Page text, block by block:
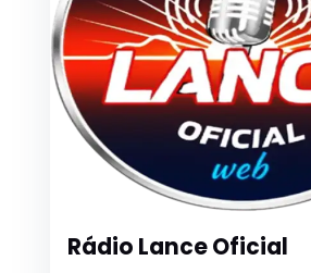
Rádio Lance Oficial